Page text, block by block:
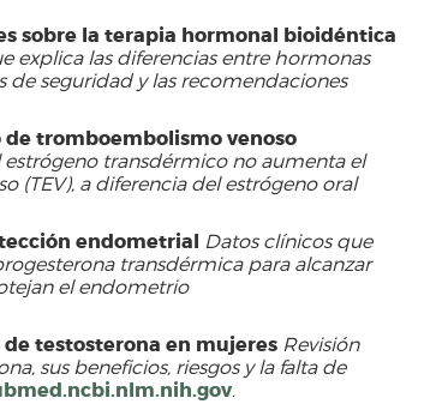
sobre la terapia hormonal bioidéntica
explica las diferencias entre hormonas
de seguridad y las recomendaciones
tromboembolismo venoso
transdérmico no aumenta el
(TEV), a diferencia del estrógeno oral
endometrial Datos clínicos que
transdérmica para alcanzar
el endometrio
testosterona en mujeres Revisión
sus beneficios, riesgos y la falta de
.